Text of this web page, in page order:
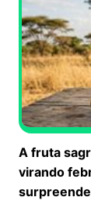
A fruta
virando